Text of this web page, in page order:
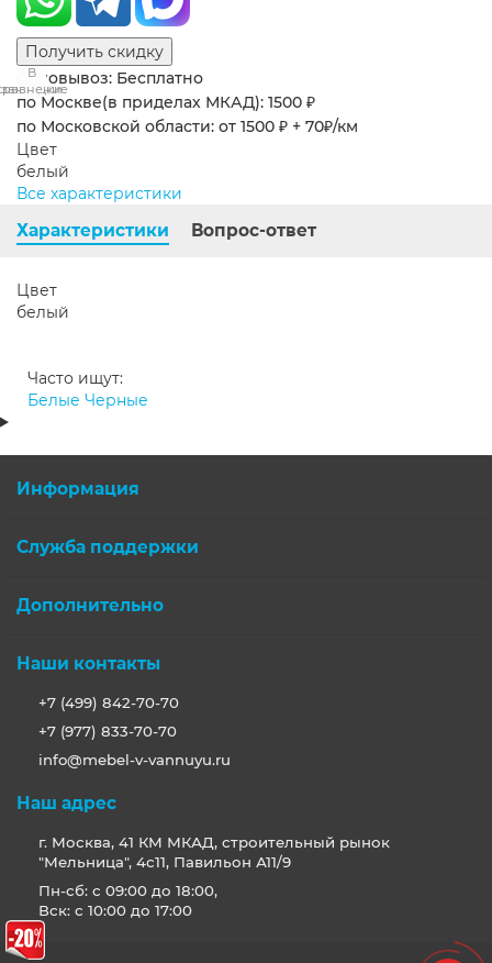
Получить скидку
В
закладки
В
Самовывоз: Бесплатно
по Москве(в приделах МКАД): 1500 ₽
по Московской области: от 1500 ₽ + 70₽/км
Цвет
белый
Все характеристики
Характеристики Вопрос-ответ
Цвет
белый
Часто ищут:
Белые Черные
Информация
Служба поддержки
Дополнительно
Наши контакты
+7 (499) 842-70-70
+7 (977) 833-70-70
info@mebel-v-vannuyu.ru
Наш адрес
г. Москва, 41 КМ МКАД, строительный рынок
"Мельница", 4с11, Павильон А11/9
Пн-сб: с 09:00 до 18:00,
Вск: с 10:00 до 17:00